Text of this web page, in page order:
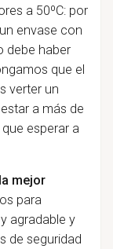
a 50ºC: por
envase con
debe haber
que el
verter un
a más de
esperar a
mejor
para
agradable y
de seguridad